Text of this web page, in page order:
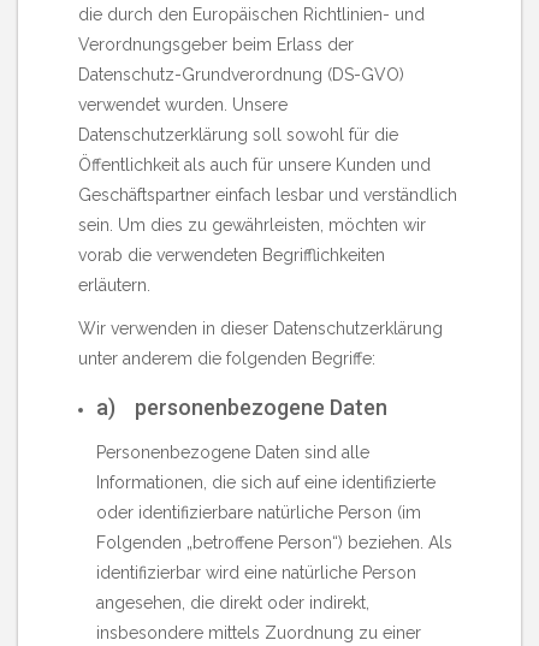
die durch den Europäischen Richtlinien- und
Verordnungsgeber beim Erlass der
Datenschutz-Grundverordnung (DS-GVO)
verwendet wurden. Unsere
Datenschutzerklärung soll sowohl für die
Öffentlichkeit als auch für unsere Kunden und
Geschäftspartner einfach lesbar und verständlich
sein. Um dies zu gewährleisten, möchten wir
vorab die verwendeten Begrifflichkeiten
erläutern.
Wir verwenden in dieser Datenschutzerklärung
unter anderem die folgenden Begriffe:
a) personenbezogene Daten
Personenbezogene Daten sind alle
Informationen, die sich auf eine identifizierte
oder identifizierbare natürliche Person (im
Folgenden „betroffene Person“) beziehen. Als
identifizierbar wird eine natürliche Person
angesehen, die direkt oder indirekt,
insbesondere mittels Zuordnung zu einer